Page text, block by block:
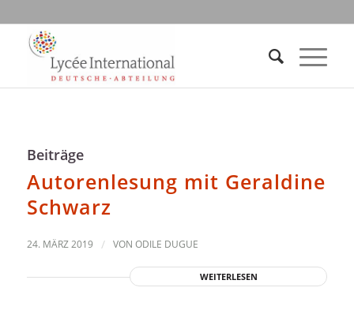
Beiträge
Autorenlesung mit Geraldine
Schwarz
24. MÄRZ 2019 / VON ODILE DUGUE
WEITERLESEN